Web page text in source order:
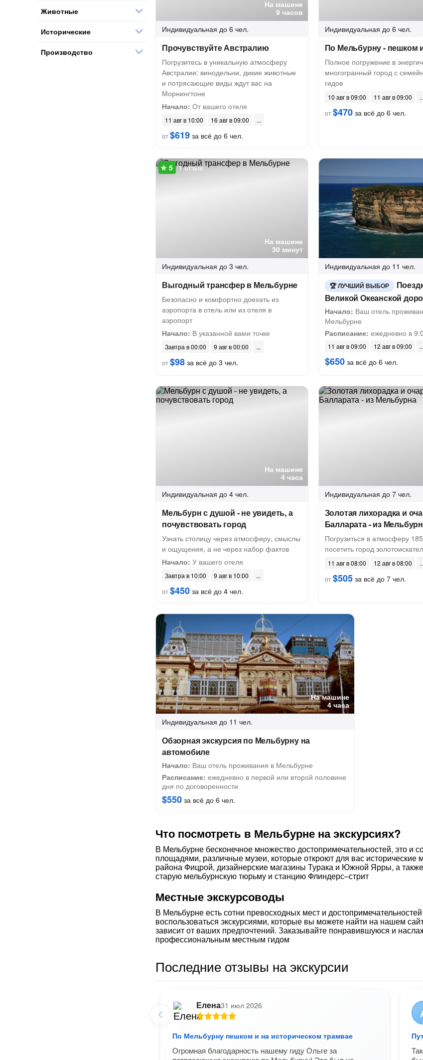
На машине
9 часов
Индивидуальная до 6 чел.
Прочувствуйте Австралию
Погрузитесь в уникальную атмосферу
Австралии: винодельни, дикие животные
и потрясающие виды ждут вас на
Морнингтоне
Начало: От вашего отеля
11 авг в 10:00
16 авг в 09:00
от$619 за всё до 6 чел.
Индивидуальная до 6 чел.
По Мельбурну - пешком
Полное погружение в
многогранный город с
гидов
10 авг в 09:00
11 авг в 09:00
от$470за всё до 6 чел.
На машине
30 минут
1 отзыв
Индивидуальная до 3 чел.
Выгодный трансфер в Мельбурне
Безопасно и комфортно доехать из
аэропорта в отель или из отеля в
аэропорт
Начало: В указанной вами точке
Завтра в 00:00
9 авг в 00:00
от$98 за всё до 3 чел.
Индивидуальная до 11 чел.
ЛУЧШИЙ ВЫБОР
Великой Океанской
Начало: Ваш отель
Мельбурне
Расписание: ежедневно в
11 авг в 09:00 12 авг в 09:00
$650за всё до 6 чел.
На машине
4 часа
Индивидуальная до 4 чел.
Мельбурн с душой - не увидеть, а
почувствовать город
Узнать столицу через атмосферу, смыслы
и ощущения, а не через набор фактов
Начало: У вашего отеля
Завтра в 10:00
9 авг в 10:00
от$450 за всё до 4 чел.
Индивидуальная до 7 чел.
Золотая лихорадка и
Балларата - из
Погрузиться в атмосферу
посетить город
11 авг в 08:00
12 авг в 08:00
от$505за всё до 7 чел.
На машине
4 часа
Индивидуальная до 11 чел.
Обзорная экскурсия по Мельбурну на
автомобиле
Начало: Ваш отель проживания в Мельбурне
Расписание: ежедневно в первой или второй половине
дня по договоренности
$550 за всё до 6 чел.
Что посмотреть в Мельбурне на экскурсиях?
В Мельбурне бесконечное множество достопримечательностей, это и
площадями, различные музеи, которые откроют для вас
района Фицрой, дизайнерские магазины Турака и Южной Ярры, а
старую мельбурнскую тюрьму и станцию Флиндерс–стрит
Местные экскурсоводы
В Мельбурне есть сотни превосходных мест и
воспользоваться экскурсиями, которые вы можете найти на нашем
зависит от ваших предпочтений. Заказывайте понравившуюся и
профессиональным местным гидом
Последние отзывы на экскурсии
Елена31 июл 2026
По Мельбурну пешком и на историческом трамвае
Огромная благодарность нашему гиду Ольге за
Животные
Исторические
Производство